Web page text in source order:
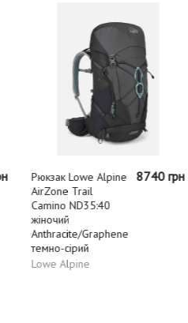
Рюкзак Lowe Alpine
AirZone Trail
Camino ND35:40
жіночий
Anthracite/Graphene
темно-сірий
Lowe Alpine
8740 грн